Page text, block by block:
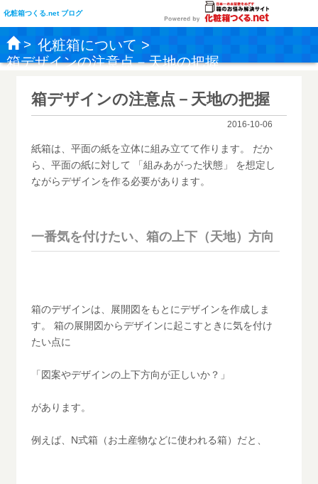
化粧箱つくる.net ブログ
化粧箱について
箱デザインの注意点－天地の把握
箱デザインの注意点－天地の把握
2016-10-06
紙箱は、平面の紙を立体に組み立てて作ります。 だか
ら、平面の紙に対して 「組みあがった状態」 を想定し
ながらデザインを作る必要があります。
一番気を付けたい、箱の上下（天地）方向
箱のデザインは、展開図をもとにデザインを作成しま
す。 箱の展開図からデザインに起こすときに気を付け
たい点に
「図案やデザインの上下方向が正しいか？」
があります。
例えば、N式箱（お土産物などに使われる箱）だと、